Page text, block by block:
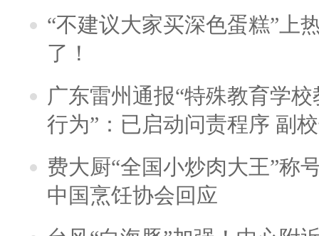
“不建议大家买深色蛋糕”上
了！
广东雷州通报“特殊教育学
行为”：已启动问责程序 副
费大厨“全国小炒肉大王”称
中国烹饪协会回应